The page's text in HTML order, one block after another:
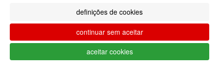
LER MAIS
continuing to browse our site, you accept the use of
these cookies. For more information, see our
Privacy and Cookie Policy. You can configure your
preferences in Cookie settings.
Accepted
definições de cookies
continuar sem aceitar
aceitar cookies